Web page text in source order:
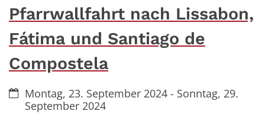
Pfarrwallfahrt nach Lissabon,
Fátima und Santiago de
Compostela
Datum:
Montag, 23. September 2024 - Sonntag, 29.
September 2024